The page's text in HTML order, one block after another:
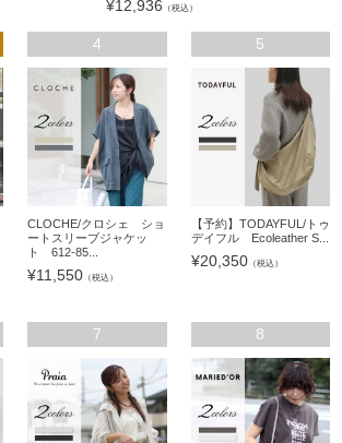
¥12,936 （税込）
4
CLOCHE/クロシェ ショ
ートスリーブジャケッ
ト 612-85...
¥11,550 （税込）
5
【予約】TODAYFUL/トゥ
デイフル Ecoleather S...
¥20,350（税込）
7 8